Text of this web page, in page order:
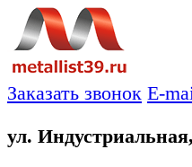
Заказать звонок E-
ул.